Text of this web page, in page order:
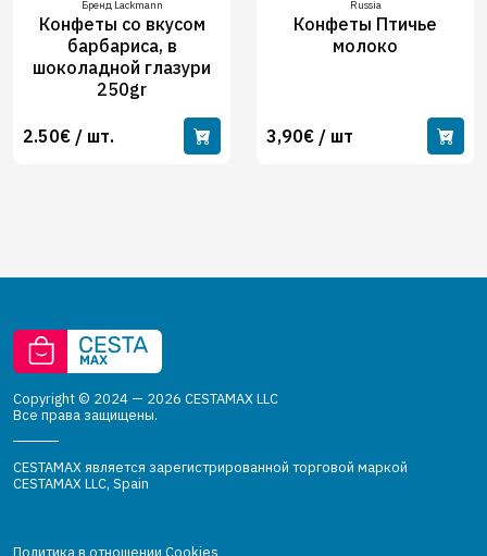
Бренд Lackmann
Конфеты со вкусом
барбариса, в
шоколадной глазури
250gr
2.50€ / шт.
Russia
Конфеты Птичье
молоко
3,90€ / шт
Copyright © 2024 — 2026 CESTAMAX LLC
Все права защищены.
CESTAMAX является зарегистрированной торговой маркой
CESTAMAX LLC, Spain
Политика в отношении Cookies